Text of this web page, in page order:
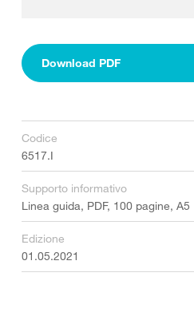
Download PDF
Codice
6517.I
Supporto informativo
Linea guida, PDF, 100 pagine, A5
Edizione
01.05.2021